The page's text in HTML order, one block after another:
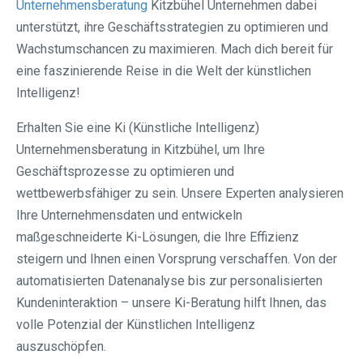
Unternehmensberatung Kitzbühel Unternehmen dabei
unterstützt, ihre Geschäftsstrategien zu optimieren und
Wachstumschancen zu maximieren. Mach dich bereit für
eine faszinierende Reise in die Welt der künstlichen
Intelligenz!
Erhalten Sie eine Ki (Künstliche Intelligenz)
Unternehmensberatung in Kitzbühel, um Ihre
Geschäftsprozesse zu optimieren und
wettbewerbsfähiger zu sein. Unsere Experten analysieren
Ihre Unternehmensdaten und entwickeln
maßgeschneiderte Ki-Lösungen, die Ihre Effizienz
steigern und Ihnen einen Vorsprung verschaffen. Von der
automatisierten Datenanalyse bis zur personalisierten
Kundeninteraktion – unsere Ki-Beratung hilft Ihnen, das
volle Potenzial der Künstlichen Intelligenz
auszuschöpfen.